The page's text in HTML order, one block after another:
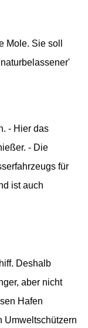
Mole. Sie soll
- Hier das
- Die
für
ist auch
Deshalb
aber nicht
Hafen
Umweltschützern